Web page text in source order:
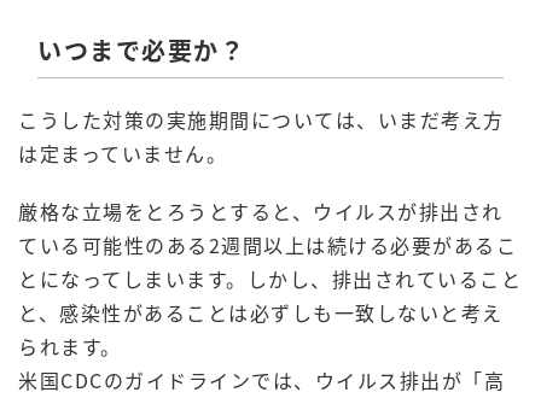
いつまで必要か？
こうした対策の実施期間については、いまだ考え方
は定まっていません。
厳格な立場をとろうとすると、ウイルスが排出され
ている可能性のある2週間以上は続ける必要があるこ
とになってしまいます。しかし、排出されていること
と、感染性があることは必ずしも一致しないと考え
られます。
米国CDCのガイドラインでは、ウイルス排出が「高